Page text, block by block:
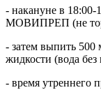
- накануне в 18:00-
МОВИПРЕП (не
- затем выпить 500
жидкости (вода без
- время утреннего